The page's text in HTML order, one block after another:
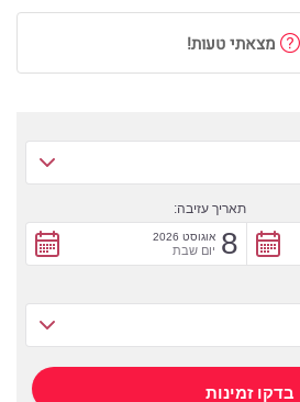
מצאתי טעות!
תאריך עזיבה:
8 אוגוסט 2026
יום שבת